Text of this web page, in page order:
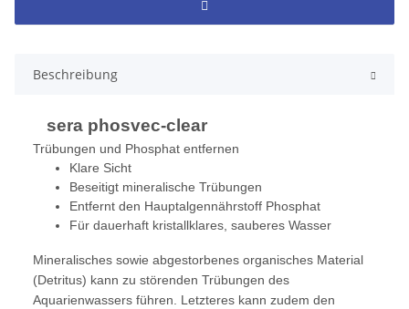
Beschreibung
sera phosvec-clear
Trübungen und Phosphat entfernen
Klare Sicht
Beseitigt mineralische Trübungen
Entfernt den Hauptalgennährstoff Phosphat
Für dauerhaft kristallklares, sauberes Wasser
Mineralisches sowie abgestorbenes organisches Material
(Detritus) kann zu störenden Trübungen des
Aquarienwassers führen. Letzteres kann zudem den